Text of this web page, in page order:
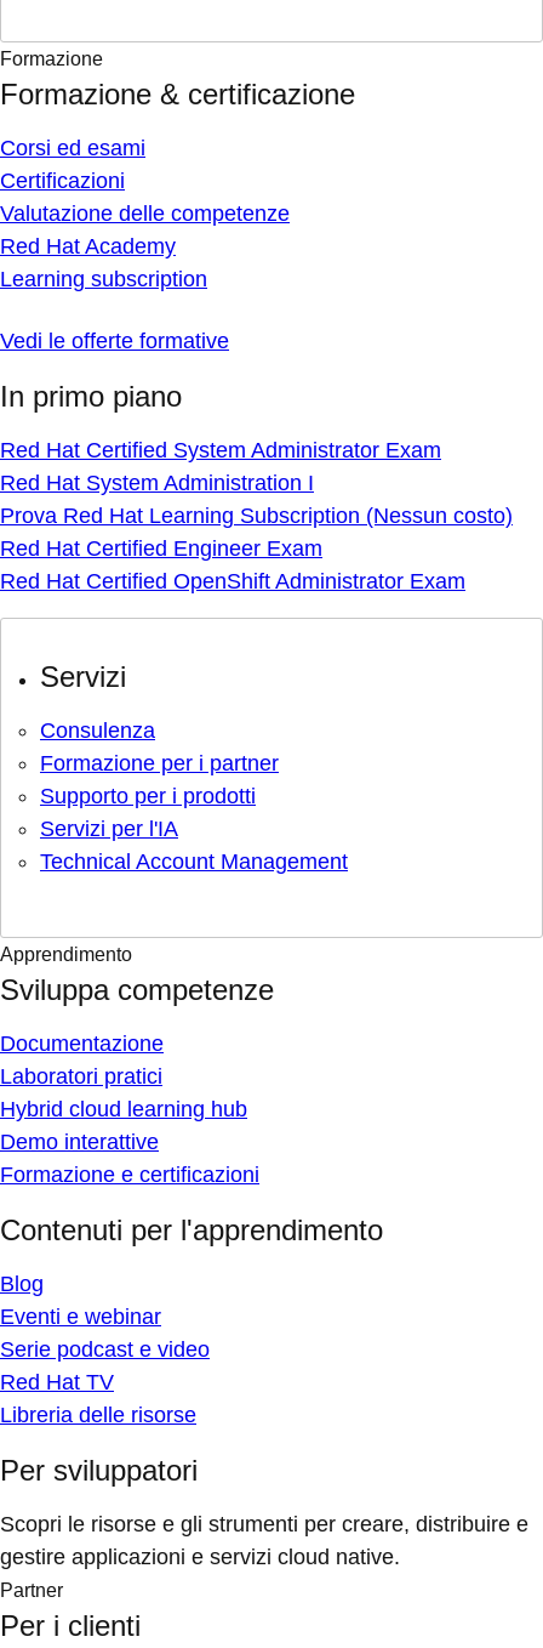
Formazione
Formazione & certificazione
Corsi ed esami
Certificazioni
Valutazione delle competenze
Red Hat Academy
Learning subscription
Vedi le offerte formative
In primo piano
Red Hat Certified System Administrator Exam
Red Hat System Administration I
Prova Red Hat Learning Subscription (Nessun costo)
Red Hat Certified Engineer Exam
Red Hat Certified OpenShift Administrator Exam
Servizi
Consulenza
Formazione per i partner
Supporto per i prodotti
Servizi per l'IA
Technical Account Management
Apprendimento
Sviluppa competenze
Documentazione
Laboratori pratici
Hybrid cloud learning hub
Demo interattive
Formazione e certificazioni
Contenuti per l'apprendimento
Blog
Eventi e webinar
Serie podcast e video
Red Hat TV
Libreria delle risorse
Per sviluppatori
Scopri le risorse e gli strumenti per creare, distribuire e
gestire applicazioni e servizi cloud native.
Partner
Per i clienti